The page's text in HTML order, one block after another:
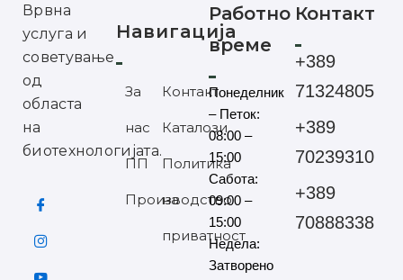
Врвна
услуга и
советување
од
областа
на
биотехнологијата.
Навигација
За
нас
ПП
Производство
Контакт
Каталози
Политика
на
приватност
Работно
време
Понеделник
– Петок:
08:00 –
15:00
Сабота:
09:00 –
15:00
Недела:
Затворено
Контакт
+389
71324805
+389
70239310
+389
70888338